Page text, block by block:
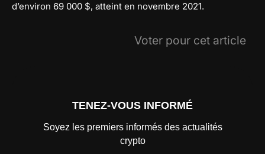
d’environ 69 000 $, atteint en novembre 2021.
Voter pour cet article
TENEZ-VOUS INFORMÉ
Soyez les premiers informés des actualités
crypto